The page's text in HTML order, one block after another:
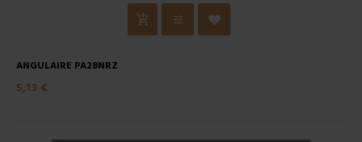
ANGULAIRE PA28NRZ
5,13 €